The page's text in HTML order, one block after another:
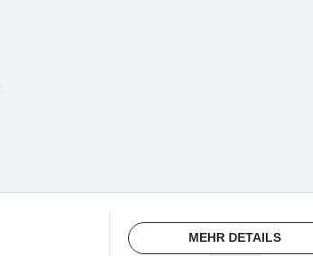
MEHR DETAILS